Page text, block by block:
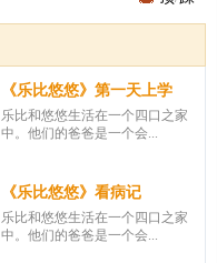
《乐比悠悠》第一天上学
乐比和悠悠生活在一个四口之家
中。他们的爸爸是一个会...
《乐比悠悠》看病记
乐比和悠悠生活在一个四口之家
中。他们的爸爸是一个会...